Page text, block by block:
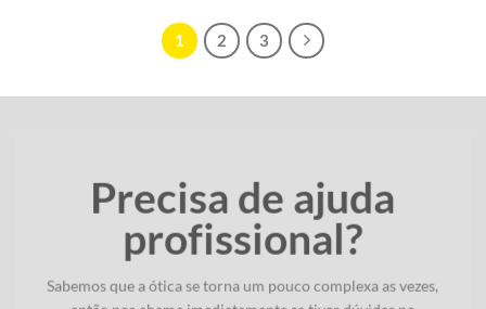
1 2 3
Precisa de ajuda
profissional?
Sabemos que a ótica se torna um pouco complexa as vezes,